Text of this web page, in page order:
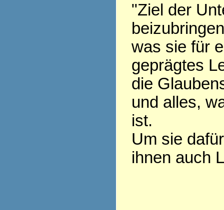
"Ziel der
was sie für
geprägtes
die
und alles,
ist.
Um sie
ihnen auch